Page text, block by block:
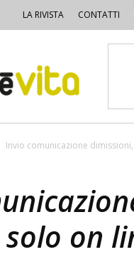
LA RIVISTA CONTATTI
Invio comunicazione
on